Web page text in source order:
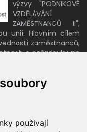
používají
výzvy "PODNIKOVÉ
VZDĚLÁVÁNÍ
ZAMĚSTNANCŮ II",
unií. Hlavním cílem
zaměstnanců,
s požadavky na
2014-2020
práce a sociálních
a po jeho ukončení
s doplňujícími a